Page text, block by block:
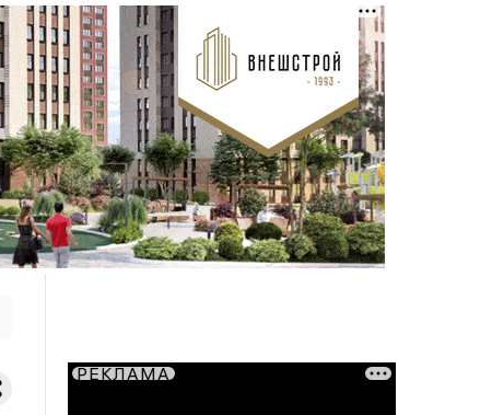
РЕКЛАМА